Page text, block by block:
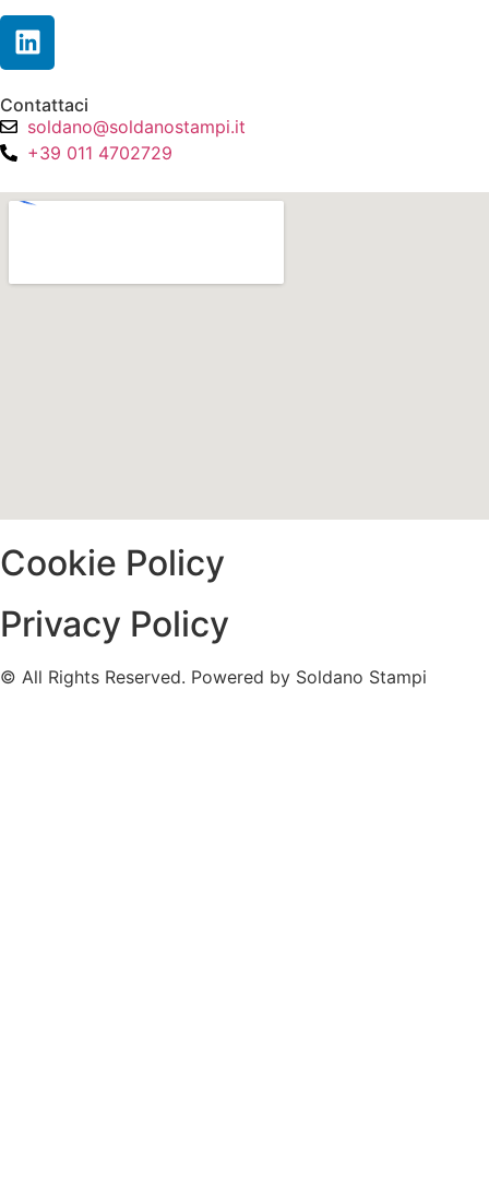
Contattaci
soldano@soldanostampi.it
+39 011 4702729
Cookie Policy
Privacy Policy
© All Rights Reserved. Powered by Soldano Stampi